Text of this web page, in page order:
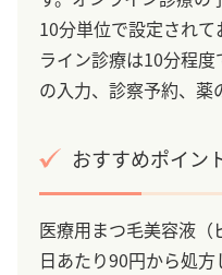
10分単位で設定され
ライン診療は10分程
の入力、診察予約、薬
おすすめポイン
医療用まつ毛美容液（
日あたり90円から処